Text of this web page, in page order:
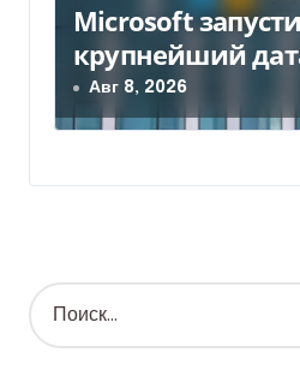
Microsoft
крупнейший
Индии за $20,5
Авг 8, 2026
Н
а